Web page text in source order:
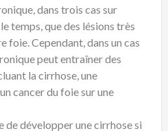
dans trois cas sur
temps, que des lésions très
foie. Cependant, dans un cas
peut entraîner des
la cirrhose, une
cancer du foie sur une
de développer une cirrhose si